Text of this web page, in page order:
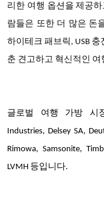
리한 여행 옵션을 제공
람들은 또한 더 많은 돈
하이테크 패브릭, USB
춘 견고하고 혁신적인
글로벌 여행 가방 시
Industries, Delsey SA,
Rimowa, Samsonite,
LVMH 등입니다.